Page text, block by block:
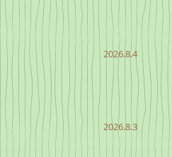
2026.8.4
2026.8.3